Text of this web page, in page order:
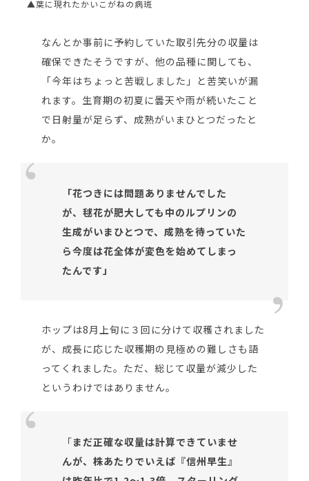
▲葉に現れたかいこがねの病斑
なんとか事前に予約していた取引先分の収量は
確保できたそうですが、他の品種に関しても、
「今年はちょっと苦戦しました」と苦笑いが漏
れます。生育期の初夏に曇天や雨が続いたこと
で日射量が足らず、成熟がいまひとつだったと
か。
「花つきには問題ありませんでした
が、毬花が肥大しても中のルプリンの
生成がいまひとつで、成熟を待っていた
ら今度は花全体が変色を始めてしまっ
たんです」
ホップは8月上旬に３回に分けて収穫されました
が、成長に応じた収穫期の見極めの難しさも語
ってくれました。ただ、総じて収量が減少した
というわけではありません。
「まだ正確な収量は計算できていませ
んが、株あたりでいえば『信州早生』